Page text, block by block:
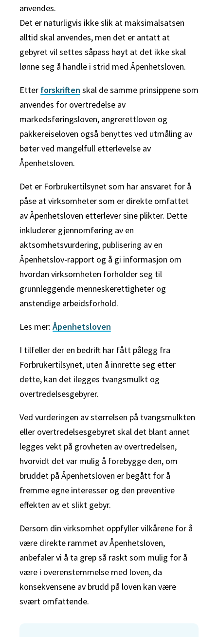
anvendes.
Det er naturligvis ikke slik at maksimalsatsen
alltid skal anvendes, men det er antatt at
gebyret vil settes såpass høyt at det ikke skal
lønne seg å handle i strid med Åpenhetsloven.
Etter forskriften skal de samme prinsippene som
anvendes for overtredelse av
markedsføringsloven, angrerettloven og
pakkereiseloven også benyttes ved utmåling av
bøter ved mangelfull etterlevelse av
Åpenhetsloven.
Det er Forbrukertilsynet som har ansvaret for å
påse at virksomheter som er direkte omfattet
av Åpenhetsloven etterlever sine plikter. Dette
inkluderer gjennomføring av en
aktsomhetsvurdering, publisering av en
Åpenhetslov-rapport og å gi informasjon om
hvordan virksomheten forholder seg til
grunnleggende menneskerettigheter og
anstendige arbeidsforhold.
Les mer: Åpenhetsloven
I tilfeller der en bedrift har fått pålegg fra
Forbrukertilsynet, uten å innrette seg etter
dette, kan det ilegges tvangsmulkt og
overtredelsesgebyrer.
Ved vurderingen av størrelsen på tvangsmulkten
eller overtredelsesgebyret skal det blant annet
legges vekt på grovheten av overtredelsen,
hvorvidt det var mulig å forebygge den, om
bruddet på Åpenhetsloven er begått for å
fremme egne interesser og den preventive
effekten av et slikt gebyr.
Dersom din virksomhet oppfyller vilkårene for å
være direkte rammet av Åpenhetsloven,
anbefaler vi å ta grep så raskt som mulig for å
være i overenstemmelse med loven, da
konsekvensene av brudd på loven kan være
svært omfattende.